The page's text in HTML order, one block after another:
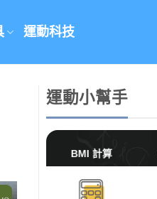
運動科技
運動小幫手
BMI 計算